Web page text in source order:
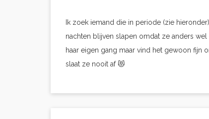
Ik zoek iemand die in periode (zie
nachten blijven slapen omdat ze anders
haar eigen gang maar vind het gewoon fijn
slaat ze nooit af 😻